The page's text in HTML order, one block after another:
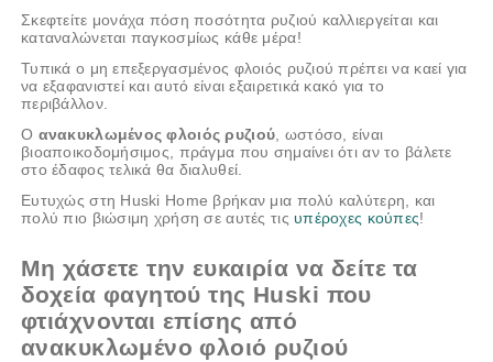
Σκεφτείτε μονάχα πόση ποσότητα ρυζιού καλλιεργείται και
καταναλώνεται παγκοσμίως κάθε μέρα!
Τυπικά ο μη επεξεργασμένος φλοιός ρυζιού πρέπει να καεί για
να εξαφανιστεί και αυτό είναι εξαιρετικά κακό για το
περιβάλλον.
Ο ανακυκλωμένος φλοιός ρυζιού, ωστόσο, είναι
βιοαποικοδομήσιμος, πράγμα που σημαίνει ότι αν το βάλετε
στο έδαφος τελικά θα διαλυθεί.
Ευτυχώς στη Huski Home βρήκαν μια πολύ καλύτερη, και
πολύ πιο βιώσιμη χρήση σε αυτές τις υπέροχες κούπες!
Μη χάσετε την ευκαιρία να δείτε τα
δοχεία φαγητού της Huski που
φτιάχνονται επίσης από
ανακυκλωμένο φλοιό ρυζιού